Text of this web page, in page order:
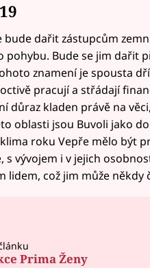
dařit zástupcům
pohybu. Bude se jim dařit
znamení je spousta
pracují a střádají
důraz kladen právě na
oblasti jsou Buvoli jako
roku Vepře mělo být
vývojem i v jejich
lidem, což jim může někdy
Prima Ženy